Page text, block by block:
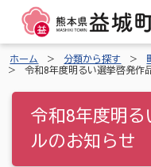
ホーム 分類から探す
令和8年度明るい選挙啓発作
令和8年度明
ルのお知らせ